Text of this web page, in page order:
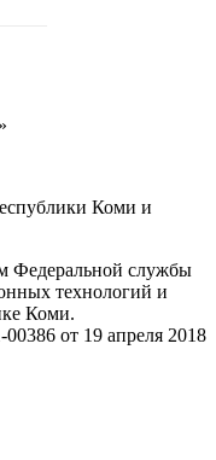
Коми и
Федеральной службы
технологий и
Коми.
от 19 апреля 2018